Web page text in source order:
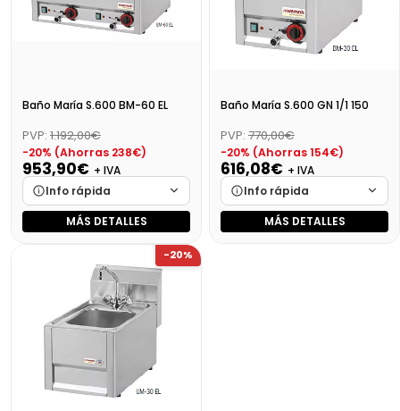
Baño María S.600 BM-60 EL
PVP: 1.192,00€
-20% (Ahorras 238€)
953,90€ + IVA
Info rápida
Marca
Cargando…
Cargando…
Disponibilidad
Cargando…
Precio final (+21%) 1154,22 €
MÁS DETALLES
Baño María S.600 GN 1/1 150
PVP: 770,00€
-20% (Ahorras 154€)
616,08€ + IVA
Info rápida
Marca
Cargando…
MÁS DETALLES
-20%